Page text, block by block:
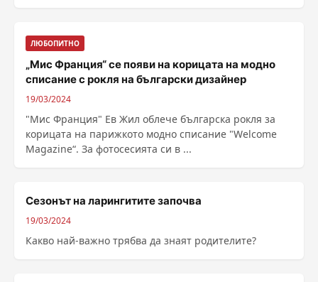
ЛЮБОПИТНО
„Мис Франция“ се появи на корицата на модно
списание с рокля на български дизайнер
19/03/2024
"Мис Франция" Ев Жил облече българска рокля за
корицата на парижкото модно списание "Welcome
Magazine“. За фотосесията си в ...
Сезонът на ларингитите започва
19/03/2024
Какво най-важно трябва да знаят родителите?